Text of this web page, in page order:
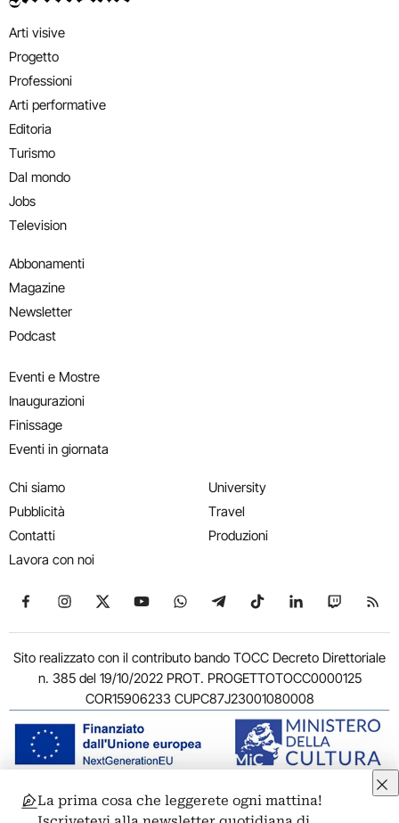
Arti visive
Progetto
Professioni
Arti performative
Editoria
Turismo
Dal mondo
Jobs
Television
Abbonamenti
Magazine
Newsletter
Podcast
Eventi e Mostre
Inaugurazioni
Finissage
Eventi in giornata
Chi siamo
Pubblicità
Contatti
Lavora con noi
University
Travel
Produzioni
Seguici su Facebook
Seguici su Instagram
Seguici su X
Seguici su YouTube
Seguici su WhatsApp
Seguici su Telegram
Seguici su TikTok
Seguici su
Seguici
Sito realizzato con il contributo bando TOCC Decreto Direttoriale
n. 385 del 19/10/2022 PROT. PROGETTOTOCC0000125
COR15906233 CUPC87J23001080008
© 2011-2026 ARTRIBUNE srl – Corso Vittorio Emanuele II, 287 –
La prima cosa che leggerete ogni mattina!